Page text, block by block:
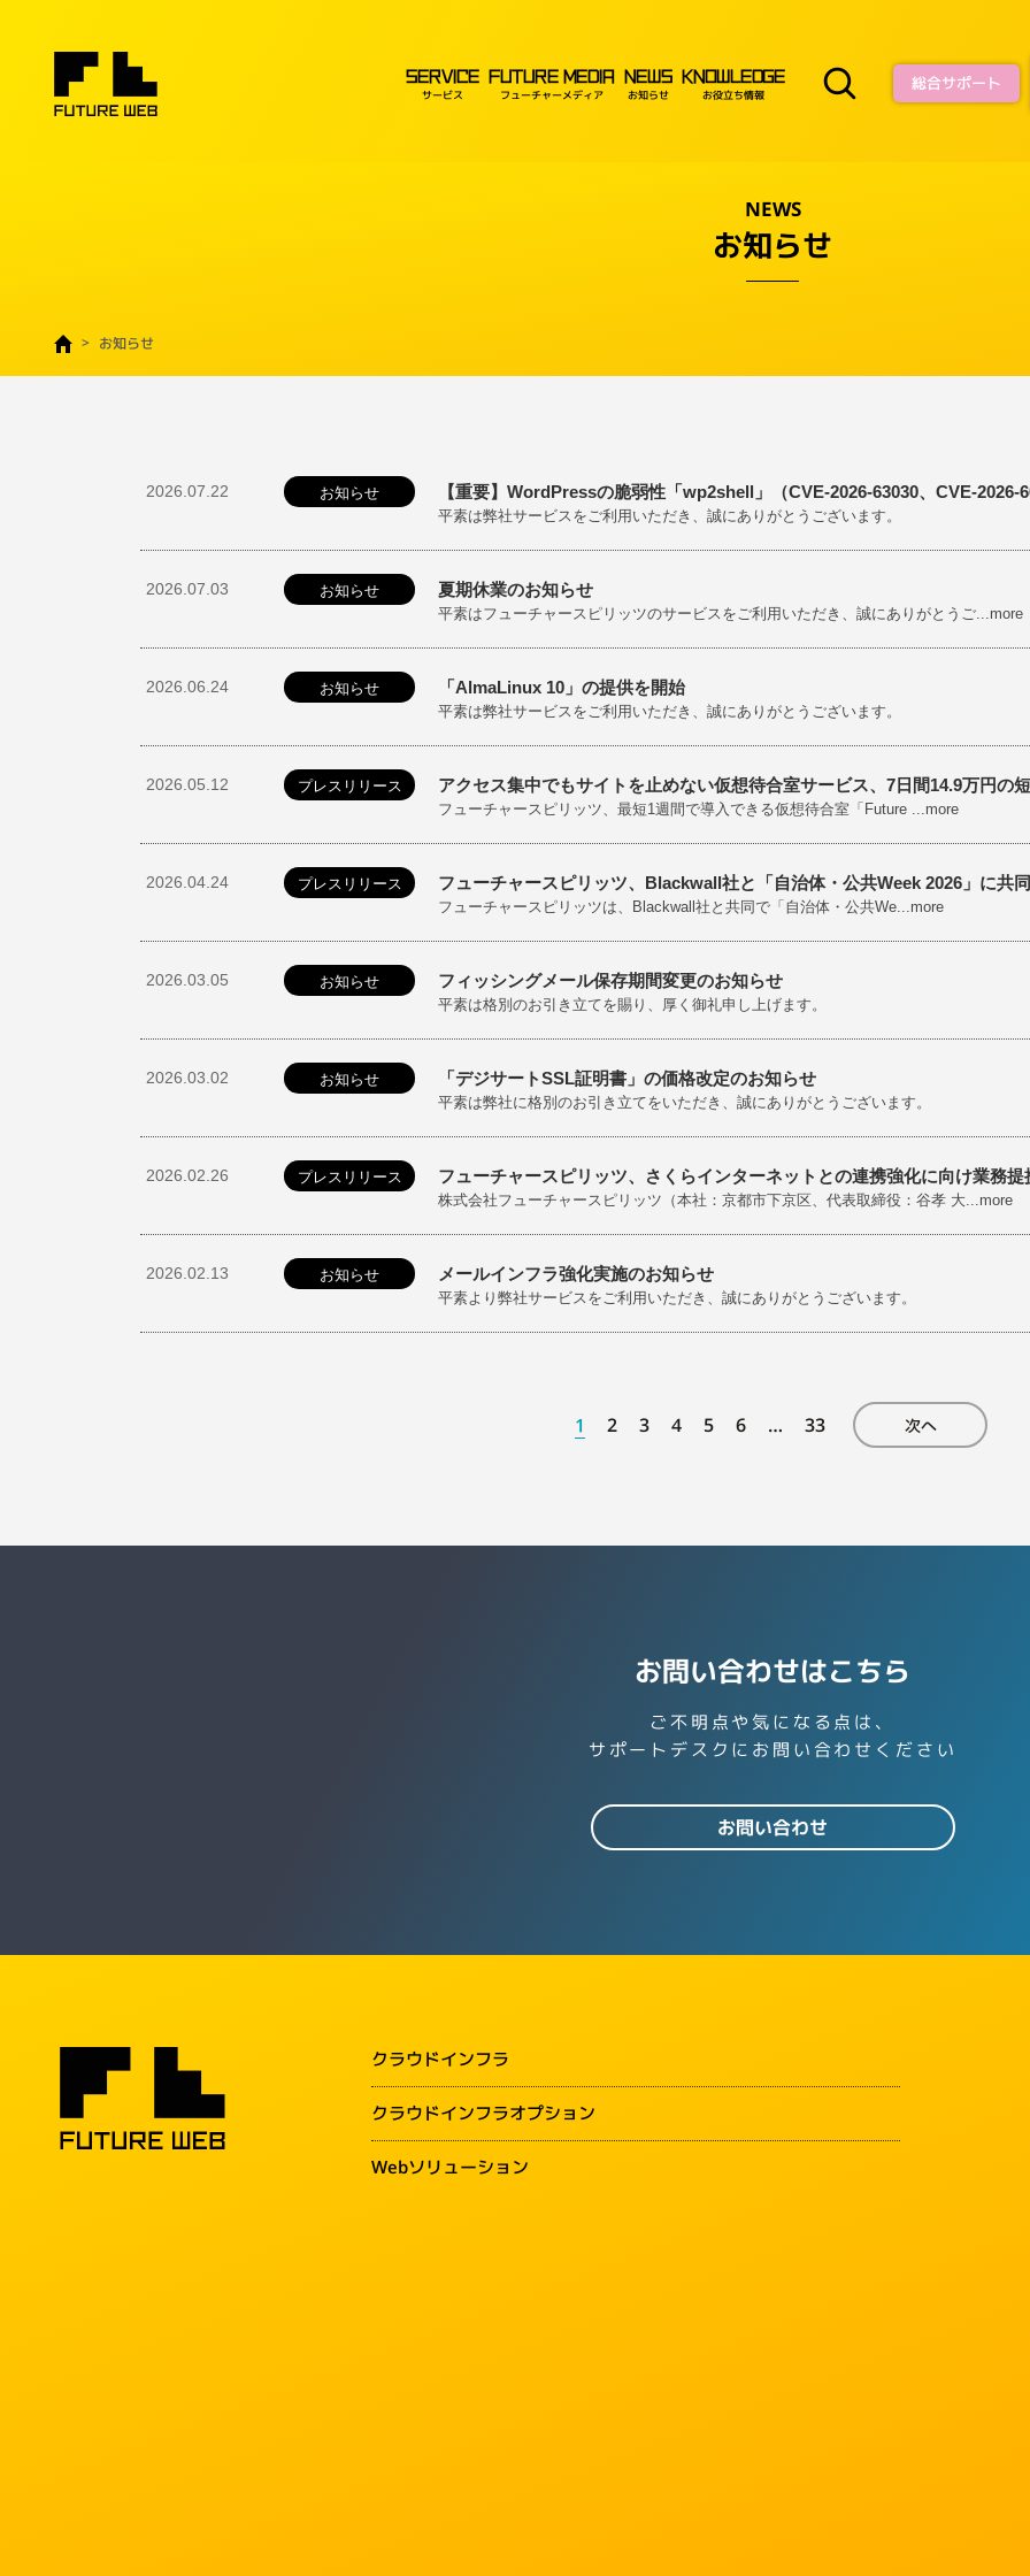
SERVICE
サービス
FUTURE MEDIA
フューチャーメディア
NEWS
お知らせ
KNOWLEDGE
お役立ち情報
総合サポート
NEWS
お知らせ
お知らせ
2026.07.22 お知らせ 【重要】WordPressの脆弱性「wp2shell」（CVE-2026-63030、CVE-2026-
平素は弊社サービスをご利用いただき、誠にありがとうございます。
2026.07.03 お知らせ 夏期休業のお知らせ
平素はフューチャースピリッツのサービスをご利用いただき、誠にありがとうご...more
2026.06.24 お知らせ 「AlmaLinux 10」の提供を開始
平素は弊社サービスをご利用いただき、誠にありがとうございます。
2026.05.12 プレスリリース アクセス集中でもサイトを止めない仮想待合室サービス、7日間14.9万円の
フューチャースピリッツ、最短1週間で導入できる仮想待合室「Future ...more
2026.04.24 プレスリリース フューチャースピリッツ、Blackwall社と「自治体・公共Week 2026」に共
フューチャースピリッツは、Blackwall社と共同で「自治体・公共We...more
2026.03.05 お知らせ フィッシングメール保存期間変更のお知らせ
平素は格別のお引き立てを賜り、厚く御礼申し上げます。
2026.03.02 お知らせ 「デジサートSSL証明書」の価格改定のお知らせ
平素は弊社に格別のお引き立てをいただき、誠にありがとうございます。
2026.02.26 プレスリリース フューチャースピリッツ、さくらインターネットとの連携強化に向け業務提
株式会社フューチャースピリッツ（本社：京都市下京区、代表取締役：谷孝 大...more
2026.02.13 お知らせ メールインフラ強化実施のお知らせ
平素より弊社サービスをご利用いただき、誠にありがとうございます。
1 2 3 4 5 6 … 33 次へ
お問い合わせはこちら
ご不明点や気になる点は、
サポートデスクにお問い合わせください
お問い合わせ
クラウドインフラ
クラウドインフラオプション
Webソリューション